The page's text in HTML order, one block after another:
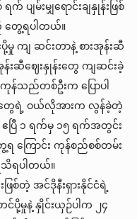
ပျမ်းမျှရောင်းချနှုန်းဖြစ်
တွေ့ရပါတယ်။
မှု ကျ ဆင်းတာနဲ့ စားအုန်းဆီ
းဆီဈေးနှုန်းတွေ ကျဆင်းခဲ့
န်သည်တစ်ဦးက ပြောပါ
တွေရဲ့ ဝယ်လိုအားက လွန်ခဲ့တဲ့
ြီ ၁ ရက်မှ ၁၅ ရက်အတွင်း
ကြောင်း ကုန်စည်စစ်တမ်း
ရပါတယ်။
ြစ်တဲ့ အင်ဒိုနီးရှားနိုင်ငံရဲ့
ပို့မှုနဲ့ နှိုင်းယှဉ်ပါက ၂၄